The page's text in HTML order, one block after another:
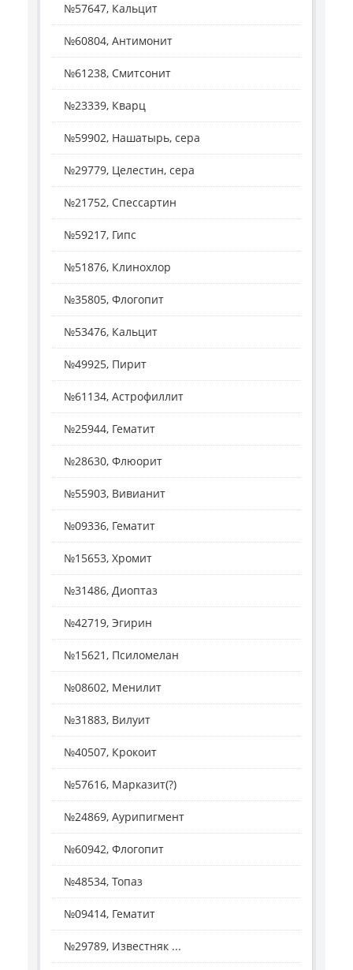
№57647, Кальцит
№60804, Антимонит
№61238, Смитсонит
№23339, Кварц
№59902, Нашатырь, сера
№29779, Целестин, сера
№21752, Спессартин
№59217, Гипс
№51876, Клинохлор
№35805, Флогопит
№53476, Кальцит
№49925, Пирит
№61134, Астрофиллит
№25944, Гематит
№28630, Флюорит
№55903, Вивианит
№09336, Гематит
№15653, Хромит
№31486, Диоптаз
№42719, Эгирин
№15621, Псиломелан
№08602, Менилит
№31883, Вилуит
№40507, Крокоит
№57616, Марказит(?)
№24869, Аурипигмент
№60942, Флогопит
№48534, Топаз
№09414, Гематит
№29789, Известняк ...